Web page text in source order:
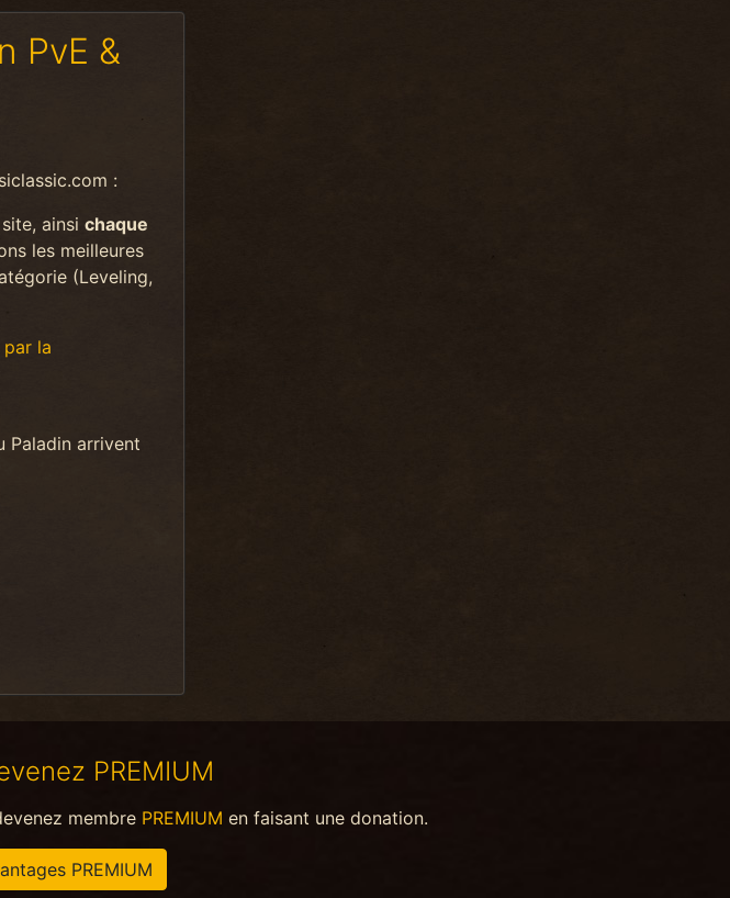
PvE &
:
ainsi chaque
les meilleures
(Leveling,
la
Paladin arrivent
PREMIUM
membre PREMIUM en faisant une donation.
PREMIUM